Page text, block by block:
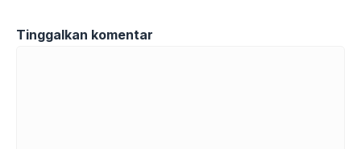
Tinggalkan komentar